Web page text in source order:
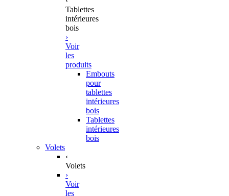
Tablettes
intérieures
bois
›
Voir
les
produits
Embouts
pour
tablettes
intérieures
bois
Tablettes
intérieures
bois
Volets
‹
Volets
›
Voir
les